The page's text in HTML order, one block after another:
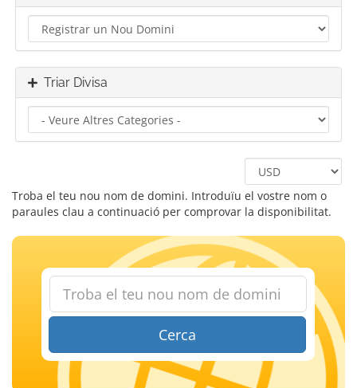
Triar Divisa
Troba el teu nou nom de domini. Introduïu el vostre nom o
paraules clau a continuació per comprovar la disponibilitat.
Cerca